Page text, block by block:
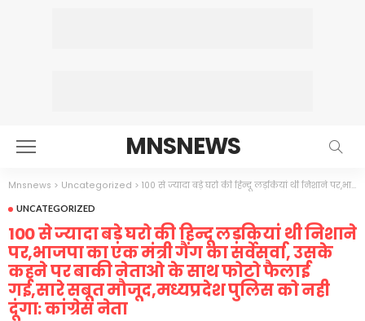
MNSNEWS
Mnsnews > Uncategorized > 100 से ज्यादा बड़े घरो की हिन्दू लड़कियां थी निशाने पर,भाजपा का एक मंत्री गैंग का सर्वेसर्वा, उसके कहने पर बाकी नेताओ के साथ फोटो फैलाई गई,सारे सबूत मौजूद,मध्यप्रदेश पुलिस को नही दूंगा: कांग्रेस नेता
UNCATEGORIZED
100 से ज्यादा बड़े घरो की हिन्दू लड़कियां थी निशाने
पर,भाजपा का एक मंत्री गैंग का सर्वेसर्वा, उसके
कहने पर बाकी नेताओ के साथ फोटो फैलाई
गई,सारे सबूत मौजूद,मध्यप्रदेश पुलिस को नही
दूंगा: कांग्रेस नेता